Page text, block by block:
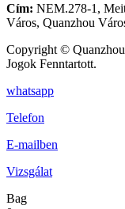
Cím: NEM.278-1,
Város, Quanzhou
Copyright ©
Jogok Fenntartott.
whatsapp
Telefon
E-mailben
Vizsgálat
Bag